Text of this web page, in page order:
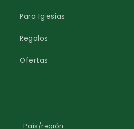
Para Iglesias
Regalos
Ofertas
País/región